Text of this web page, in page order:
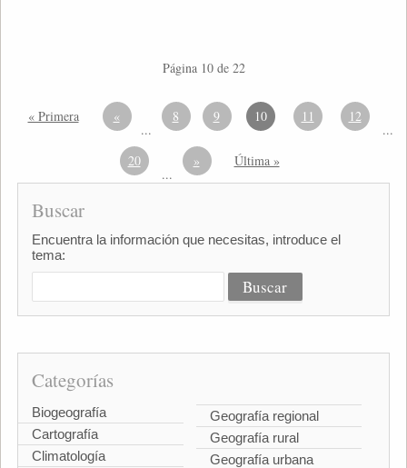
Página 10 de 22
« Primera «
...
8 9 10 11 12
...
20
...
» Última »
Buscar
Encuentra la información que necesitas, introduce el
tema:
Categorías
Biogeografía
Cartografía
Climatología
Geografía regional
Geografía rural
Geografía urbana